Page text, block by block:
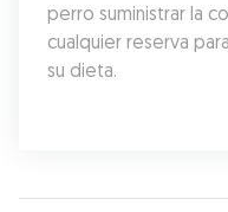
perro suministrar la
cualquier reserva
su dieta.